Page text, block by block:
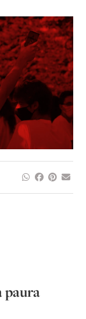
paura